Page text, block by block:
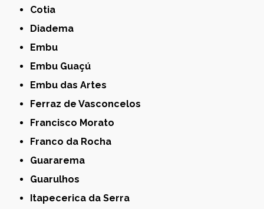
Cotia
Diadema
Embu
Embu Guaçú
Embu das Artes
Ferraz de Vasconcelos
Francisco Morato
Franco da Rocha
Guararema
Guarulhos
Itapecerica da Serra